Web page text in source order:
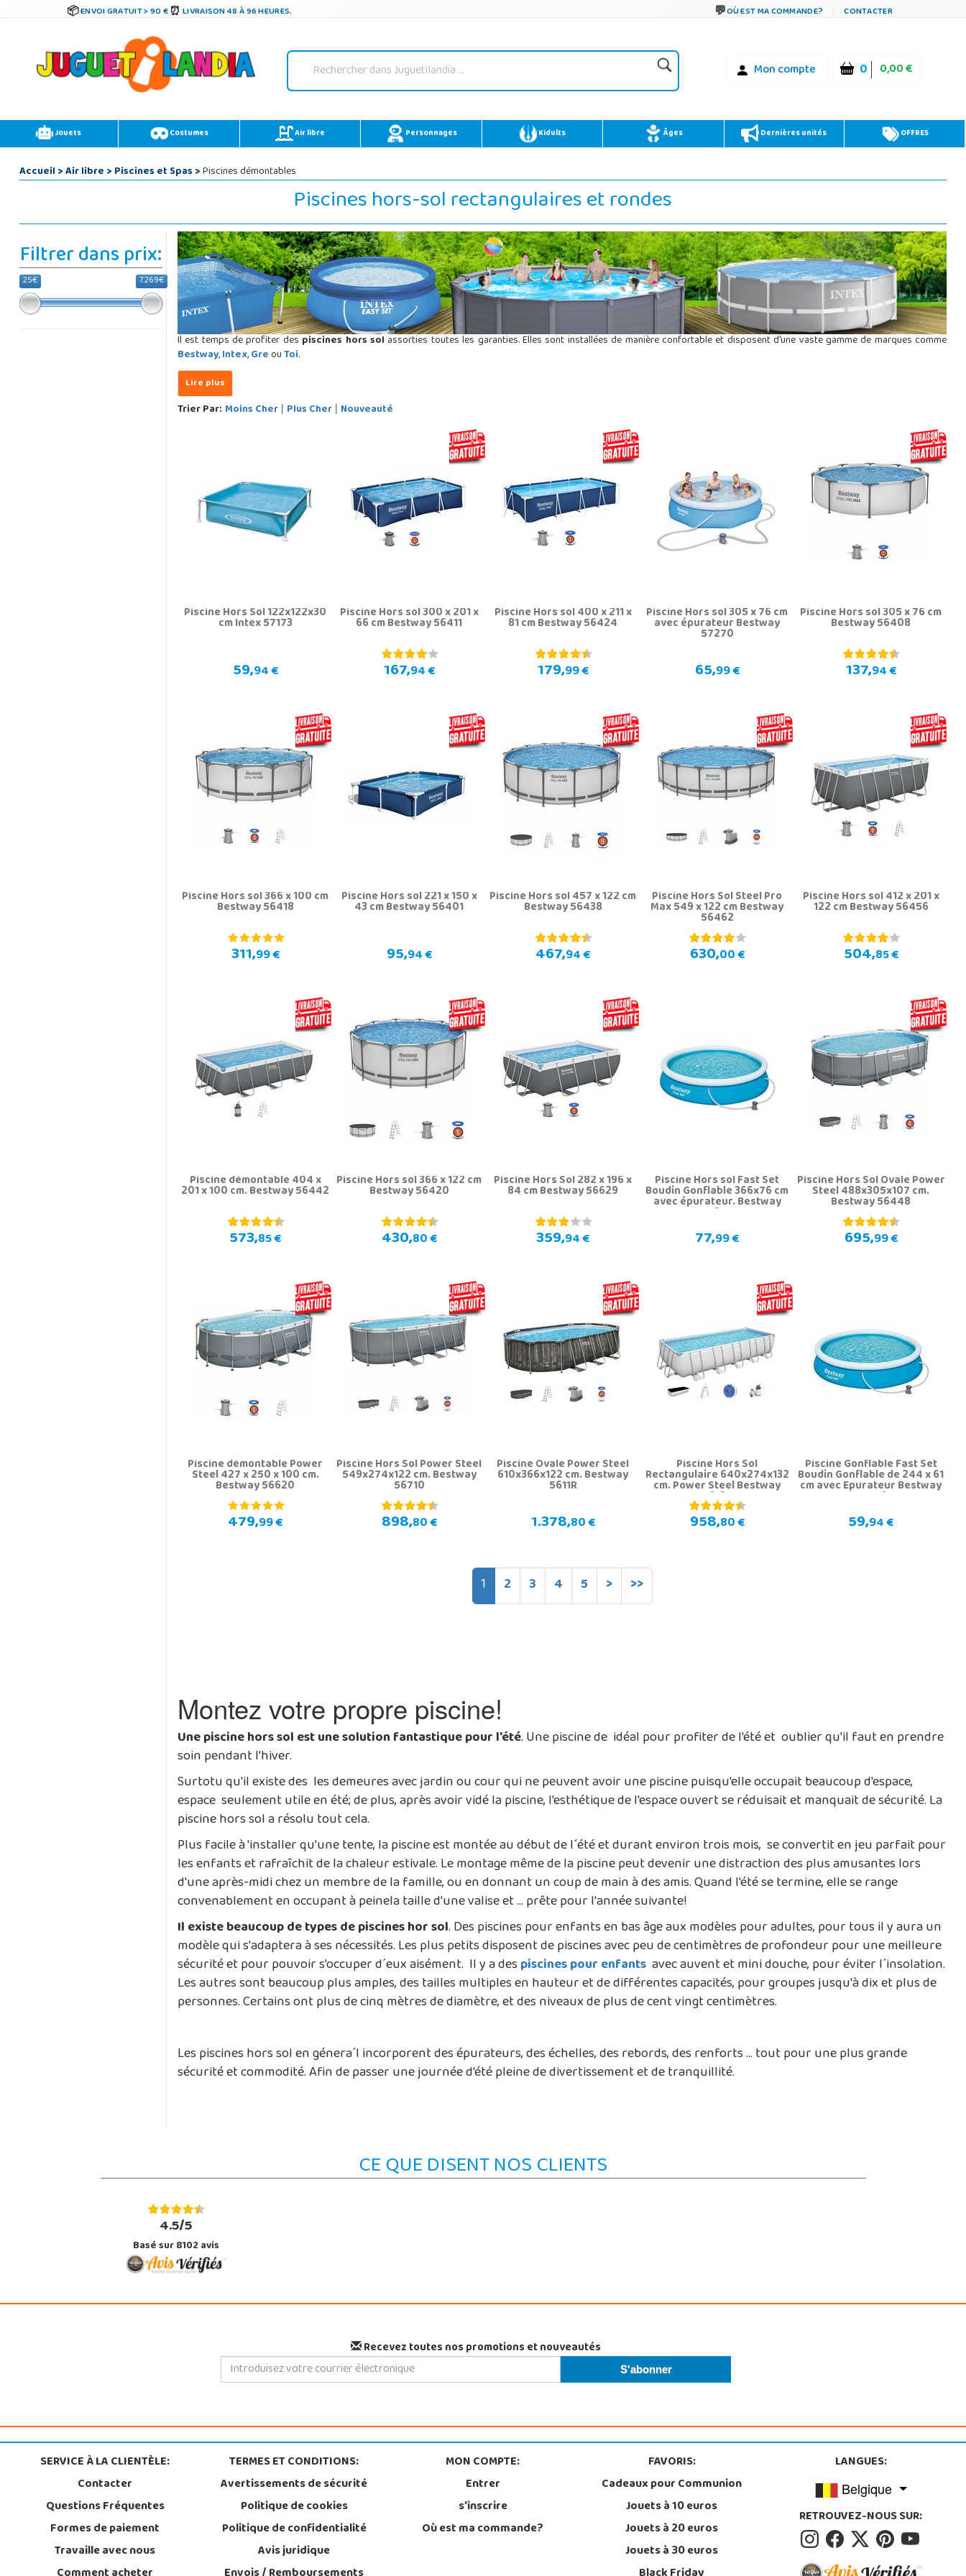
ENVOI GRATUIT > 90 € LIVRAISON 48 À 96 HEURES. OÙ EST MA COMMANDE? CONTACTER
Mon compte 0 0,00 €
Jouets Costumes Air libre Personnages Kidults Âges Dernières unités OFFRES
Accueil>Air libre>Piscines et Spas>Piscines démontables
Piscines hors-sol rectangulaires et rondes
Filtrer dans prix:
25€ 7.269€
Il est temps de profiter despiscines hors solassorties toutes les garanties. Elles sont installées de manière confortable et disposent d'une vaste gamme de marques comme
Bestway,Intex,GreouToi.
Trier Par: Moins Cher| Plus Cher| Nouveauté
Piscine Hors Sol 122x122x30
cm Intex 57173
59,94 €
Piscine Hors sol 300 x 201 x
66 cm Bestway 56411
167,94 €
Piscine Hors sol 400 x 211 x
81 cm Bestway 56424
179,99 €
Piscine Hors sol 305 x 76 cm
avec épurateur Bestway
57270
65,99 €
Piscine Hors sol 305 x 76 cm
Bestway 56408
137,94 €
Piscine Hors sol 366 x 100 cm
Bestway 56418
311,99 €
Piscine Hors sol 221 x 150 x
43 cm Bestway 56401
95,94 €
Piscine Hors sol 457 x 122 cm
Bestway 56438
467,94 €
Piscine Hors Sol Steel Pro
Max 549 x 122 cm Bestway
56462
630,00 €
Piscine Hors sol 412 x 201 x
122 cm Bestway 56456
504,85 €
Piscine démontable 404 x
201 x 100 cm. Bestway 56442
573,85 €
Piscine Hors sol 366 x 122 cm
Bestway 56420
430,80 €
Piscine Hors Sol 282 x 196 x
84 cm Bestway 56629
359,94 €
Piscine Hors sol Fast Set
Boudin Gonflable 366x76 cm
avec épurateur. Bestway
57274
77,99 €
Piscine Hors Sol Ovale Power
Steel 488x305x107 cm.
Bestway 56448
695,99 €
Piscine démontable Power
Steel 427 x 250 x 100 cm.
Bestway 56620
479,99 €
Piscine Hors Sol Power Steel
549x274x122 cm. Bestway
56710
898,80 €
Piscine Ovale Power Steel
610x366x122 cm. Bestway
5611R
1.378,80 €
Piscine Hors Sol
Rectangulaire 640x274x132
cm. Power Steel Bestway
5612B
958,80 €
Piscine Gonflable Fast Set
Boudin Gonflable de 244 x 61
cm avec Epurateur Bestway
57450
59,94 €
1 2 3 4 5 > >>
Montez votre propre piscine!
Une piscine hors sol est une solution fantastique pour l'été. Une piscine deidéal pour profiter de l'été et oublier qu'il faut en prendre
soin pendant l'hiver.
Surtotu qu'il existe des les demeures avec jardin ou cour qui ne peuvent avoir une piscine puisqu'elle occupait beaucoup d'espace,
espace seulement utile en été; de plus, après avoir vidé la piscine, l'esthétique de l'espace ouvert se réduisait et manquait de sécurité. La
piscine hors sol a résolu tout cela.
Plus facile à 'installer qu'une tente, la piscine est montée au début de l´été et durant environ trois mois, se convertit en jeu parfait pour
les enfants et rafraîchit de la chaleur estivale. Le montage même de la piscine peut devenir une distraction des plus amusantes lors
d'une après-midi chez un membre de la famille, ou en donnant un coup de main à des amis. Quand l'été se termine, elle se range
convenablement en occupant à peinela taille d'une valise et ... prête pour l'année suivante!
Il existe beaucoup de types de piscines hor sol. Des piscines pour enfants en bas âge aux modèles pour adultes, pour tous il y aura un
modèle qui s'adaptera à ses nécessités. Les plus petits disposent de piscines avec peu de centimètres de profondeur pour une meilleure
sécurité et pour pouvoir s'occuper d´eux aisément. Il y a despiscines pour enfantsavec auvent et mini douche, pour éviter l´insolation.
Les autres sont beaucoup plus amples, des tailles multiples en hauteur et de différentes capacités, pour groupes jusqu'à dix et plus de
personnes. Certains ont plus de cinq mètres de diamètre, et des niveaux de plus de cent vingt centimètres.
Les piscines hors sol en génera´l incorporent des épurateurs, des échelles, des rebords, des renforts ... tout pour une plus grande
sécurité et commodité. Afin de passer une journée d'été pleine de divertissement et de tranquillité.
CE QUE DISENT NOS CLIENTS
4.5/5
Basé sur 8102 avis
Recevez toutes nos promotions et nouveautés
SERVICE À LA CLIENTÈLE:
Contacter
Questions Fréquentes
Formes de paiement
Travaille avec nous
TERMES ET CONDITIONS:
Avertissements de sécurité
Politique de cookies
Politique de confidentialité
Avis juridique
MON COMPTE:
Entrer
s'inscrire
Où est ma commande?
FAVORIS:
Cadeaux pour Communion
Jouets à 10 euros
Jouets à 20 euros
Jouets à 30 euros
LANGUES:
Belgique
RETROUVEZ-NOUS SUR: